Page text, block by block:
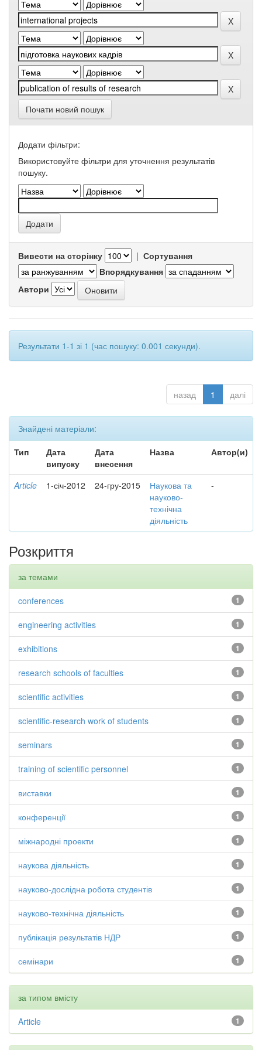
Почати новий пошук
Додати фільтри:
Використовуйте фільтри для уточнення результатів
пошуку.
Вивести на сторінку | Сортування
Впорядкування
Автори
Результати 1-1 зі 1 (час пошуку: 0.001 секунди).
назад 1 далі
Знайдені матеріали:
Тип
Дата
випуску
Дата
внесення
Назва Автор(и)
Article 1-січ-2012 24-гру-2015
Наукова та
науково-
технічна
діяльність
-
Розкриття
за темами
1
conferences
1
engineering activities
1
exhibitions
1
research schools of faculties
1
scientific activities
1
scientific-research work of students
1
seminars
1
training of scientific personnel
1
виставки
1
конференції
1
міжнародні проекти
1
наукова діяльність
1
науково-дослідна робота студентів
1
науково-технічна діяльність
1
публікація результатів НДР
1
семінари
за типом вмісту
1
Article